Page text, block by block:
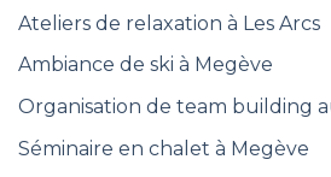
Ateliers de relaxation à Les Arcs
Ambiance de ski à Megève
Organisation de team building
Séminaire en chalet à Megève